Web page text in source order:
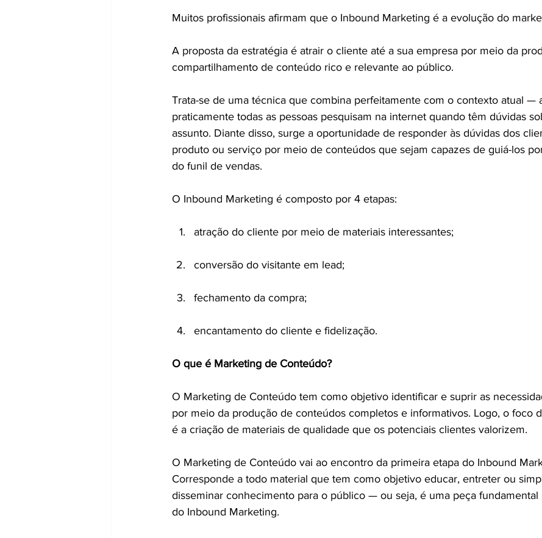
Muitos profissionais afirmam que o Inbound Marketing é a evolução do
A proposta da estratégia é atrair o cliente até a sua empresa por meio da
compartilhamento de conteúdo rico e relevante ao público.
Trata-se de uma técnica que combina perfeitamente com o contexto atual —
praticamente todas as pessoas pesquisam na internet quando têm dúvidas
assunto. Diante disso, surge a oportunidade de responder às dúvidas dos
produto ou serviço por meio de conteúdos que sejam capazes de guiá-los
do funil de vendas.
O Inbound Marketing é composto por 4 etapas:
atração do cliente por meio de materiais interessantes;
conversão do visitante em lead;
fechamento da compra;
encantamento do cliente e fidelização.
O que é Marketing de Conteúdo?
O Marketing de Conteúdo tem como objetivo identificar e suprir as
por meio da produção de conteúdos completos e informativos. Logo, o foco
é a criação de materiais de qualidade que os potenciais clientes valorizem.
O Marketing de Conteúdo vai ao encontro da primeira etapa do Inbound
Corresponde a todo material que tem como objetivo educar, entreter ou
disseminar conhecimento para o público — ou seja, é uma peça fundamental
do Inbound Marketing.